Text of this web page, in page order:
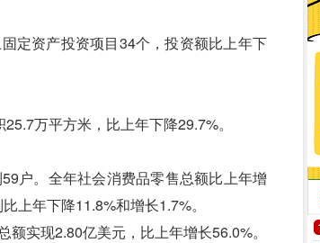
定资产投资项目34个，投资额比上年下
万平方米，比上年下降29.7%。
户。全年社会消费品零售总额比上年增
上年下降11.8%和增长1.7%。
实现2.80亿美元，比上年增长56.0%。